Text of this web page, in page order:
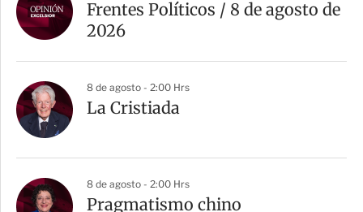
Frentes Políticos / 8 de agosto de
2026
8 de agosto - 2:00 Hrs
La Cristiada
8 de agosto - 2:00 Hrs
Pragmatismo chino